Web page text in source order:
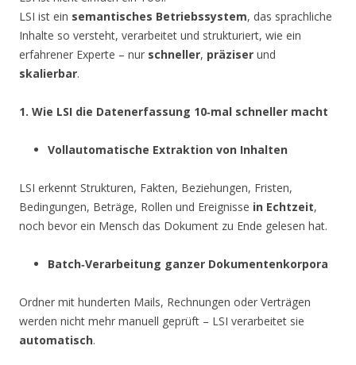
LSI ist ein semantisches Betriebssystem, das sprachliche
Inhalte so versteht, verarbeitet und strukturiert, wie ein
erfahrener Experte – nur schneller, präziser und
skalierbar.
1. Wie LSI die Datenerfassung 10‑mal schneller macht
Vollautomatische Extraktion von Inhalten
LSI erkennt Strukturen, Fakten, Beziehungen, Fristen,
Bedingungen, Beträge, Rollen und Ereignisse in Echtzeit,
noch bevor ein Mensch das Dokument zu Ende gelesen hat.
Batch‑Verarbeitung ganzer Dokumentenkorpora
Ordner mit hunderten Mails, Rechnungen oder Verträgen
werden nicht mehr manuell geprüft – LSI verarbeitet sie
automatisch.